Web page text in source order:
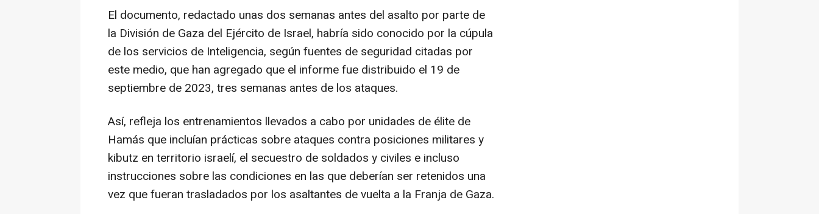
El documento, redactado unas dos semanas antes del asalto por parte de
la División de Gaza del Ejército de Israel, habría sido conocido por la cúpula
de los servicios de Inteligencia, según fuentes de seguridad citadas por
este medio, que han agregado que el informe fue distribuido el 19 de
septiembre de 2023, tres semanas antes de los ataques.
Así, refleja los entrenamientos llevados a cabo por unidades de élite de
Hamás que incluían prácticas sobre ataques contra posiciones militares y
kibutz en territorio israelí, el secuestro de soldados y civiles e incluso
instrucciones sobre las condiciones en las que deberían ser retenidos una
vez que fueran trasladados por los asaltantes de vuelta a la Franja de Gaza.